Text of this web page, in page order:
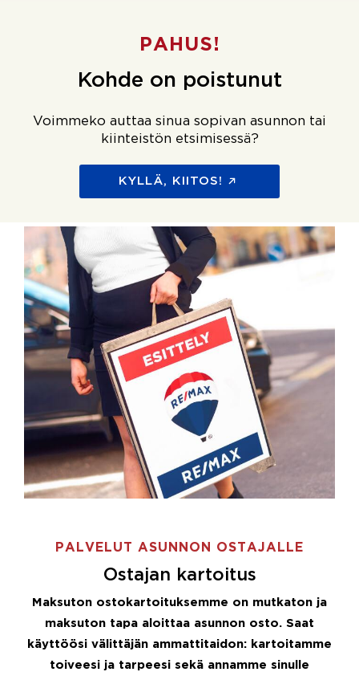
PAHUS!
Kohde on poistunut
Voimmeko auttaa sinua sopivan asunnon tai
kiinteistön etsimisessä?
KYLLÄ, KIITOS!
PALVELUT ASUNNON OSTAJALLE
Ostajan kartoitus
Maksuton ostokartoituksemme on mutkaton ja
maksuton tapa aloittaa asunnon osto. Saat
käyttöösi välittäjän ammattitaidon: kartoitamme
toiveesi ja tarpeesi sekä annamme sinulle